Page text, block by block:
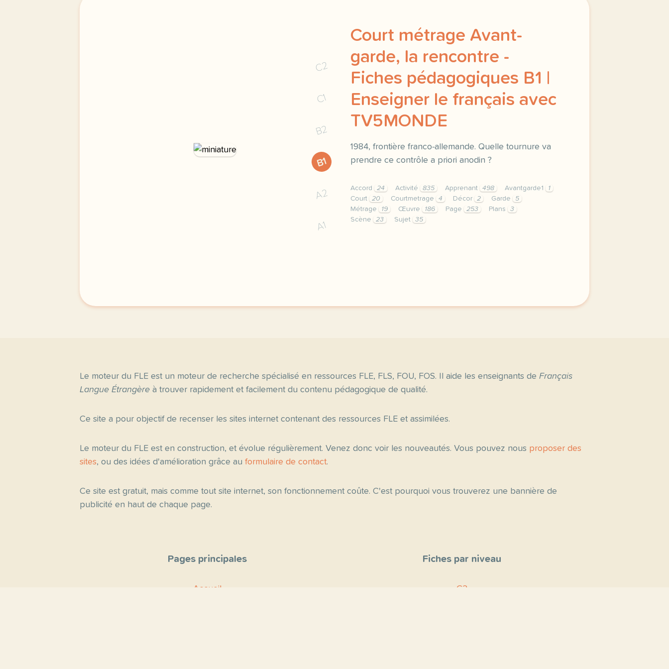
C2
C1
B2
B1
A2
A1
Court métrage Avant-
garde, la rencontre -
Fiches pédagogiques B1 |
Enseigner le français avec
TV5MONDE
1984, frontière franco-allemande. Quelle tournure va
prendre ce contrôle a priori anodin ?
Accord 24 Activité 835 Apprenant 498 Avantgarde1
1
Court
20 Courtmetrage 4 Décor 2 Garde
5
Métrage
19 Œuvre 186 Page 253 Plans
3
Scène
23 Sujet 35
Le moteur du FLE est un moteur de recherche spécialisé en ressources FLE, FLS, FOU, FOS. Il aide les enseignants de Français
Langue Étrangère à trouver rapidement et facilement du contenu pédagogique de qualité.
Ce site a pour objectif de recenser les sites internet contenant des ressources FLE et assimilées.
Le moteur du FLE est en construction, et évolue régulièrement. Venez donc voir les nouveautés. Vous pouvez nous proposer des
sites, ou des idées d'amélioration grâce au formulaire de contact.
Ce site est gratuit, mais comme tout site internet, son fonctionnement coûte. C'est pourquoi vous trouverez une bannière de
publicité en haut de chaque page.
Pages principales
Accueil
Fiches par niveau
C2